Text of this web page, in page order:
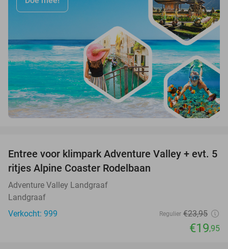
17%
Entree voor klimpark Adventure Valley + evt. 5
ritjes Alpine Coaster Rodelbaan
Adventure Valley Landgraaf
Landgraaf
Verkocht: 999
Regulier €23,95
€19,95